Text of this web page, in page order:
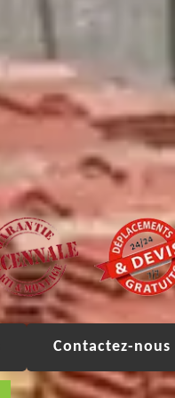
Contactez-nous